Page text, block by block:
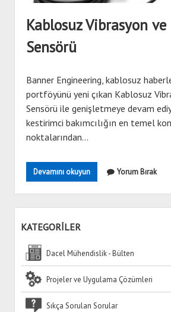
Hirschmann
Wecon
Kablosuz Vibrasyon ve
Sensörü
Banner Engineering, kablosuz
portföyünü yeni çıkan Kablosuz
Sensörü ile genişletmeye devam
kestirimci bakımcılığın en temel
noktalarından…
Devamını okuyunKablosuz
Vibrasyon
ve
Sıcaklık
Yorum Bırak
KATEGORİLER
Dacel Mühendislik - Bülten
Projeler ve Uygulama Çözümleri
Sıkça Sorulan Sorular